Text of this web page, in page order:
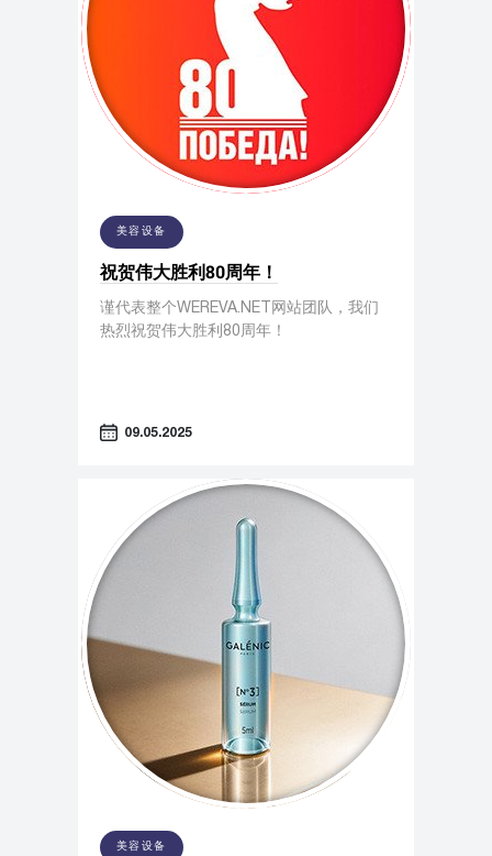
美容设备
祝贺伟大胜利80周年！
谨代表整个WEREVA.NET网站团队，我们
热烈祝贺伟大胜利80周年！
09.05.2025
美容设备